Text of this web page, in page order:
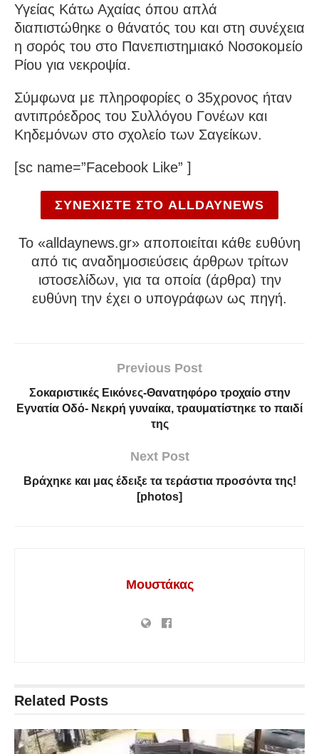
Υγείας Κάτω Αχαίας όπου απλά
διαπιστώθηκε ο θάνατός του και στη συνέχεια
η σορός του στο Πανεπιστημιακό Νοσοκομείο
Ρίου για νεκροψία.
Σύμφωνα με πληροφορίες ο 35χρονος ήταν
αντιπρόεδρος του Συλλόγου Γονέων και
Κηδεμόνων στο σχολείο των Σαγείκων.
[sc name=”Facebook Like” ]
ΣΥΝΕΧΙΣΤΕ ΣΤΟ ALLDAYNEWS
To «alldaynews.gr» αποποιείται κάθε ευθύνη
από τις αναδημοσιεύσεις άρθρων τρίτων
ιστοσελίδων, για τα οποία (άρθρα) την
ευθύνη την έχει ο υπογράφων ως πηγή.
Previous Post
Σοκαριστικές Εικόνες-Θανατηφόρο τροχαίο στην
Εγνατία Οδό- Νεκρή γυναίκα, τραυματίστηκε το παιδί
της
Next Post
Βράχηκε και μας έδειξε τα τεράστια προσόντα της!
[photos]
Μουστάκας
Related Posts